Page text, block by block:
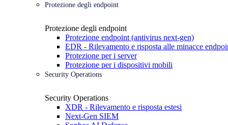
Protezione degli endpoint
Protezione degli endpoint
Protezione endpoint (antivirus next-gen)
EDR - Rilevamento e risposta alle minacce
Protezione per i server
Protezione per i dispositivi mobili
Security Operations
Security Operations
XDR - Rilevamento e risposta estesi
Next-Gen SIEM